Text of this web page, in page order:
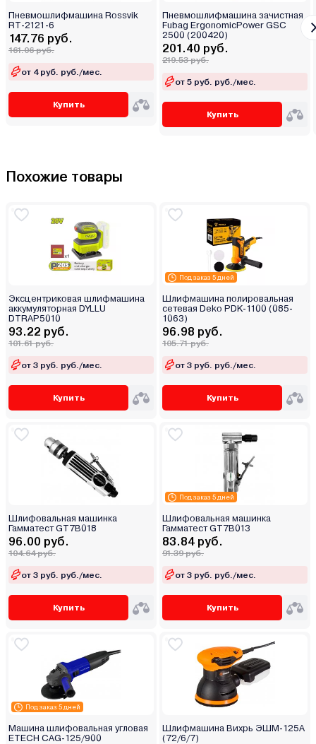
Пневмошлифмашина Rossvik
RT-2121-6
147.76 руб.
161.06 руб.
от 4 руб. руб./мес.
Купить
Пневмошлифмашина зачистная
Fubag ErgonomicPower GSC
2500 (200420)
201.40 руб.
219.53 руб.
от 5 руб. руб./мес.
Купить
Похожие товары
Эксцентриковая шлифмашина
аккумуляторная DYLLU
DTRAP5010
93.22 руб.
101.61 руб.
от 3 руб. руб./мес.
Купить
Под заказ 5 дней
Шлифмашина полировальная
сетевая Deko PDK-1100 (085-
1063)
96.98 руб.
105.71 руб.
от 3 руб. руб./мес.
Купить
Шлифовальная машинка
Гамматест GT7B018
96.00 руб.
104.64 руб.
от 3 руб. руб./мес.
Купить
Под заказ 5 дней
Шлифовальная машинка
Гамматест GT7B013
83.84 руб.
91.39 руб.
от 3 руб. руб./мес.
Купить
Под заказ 5 дней
Машина шлифовальная угловая
ETECH CAG-125/900
Шлифмашина Вихрь ЭШМ-125А
(72/6/7)